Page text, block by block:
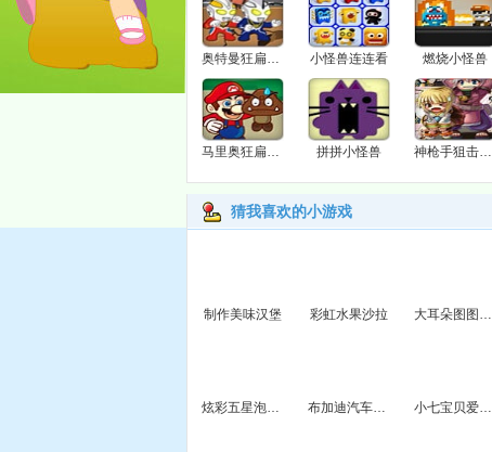
奥特曼狂扁小怪兽 小怪兽连连看 燃烧小怪兽
马里奥狂扁小怪兽 拼拼小怪兽 神枪手狙击小怪兽
猜我喜欢的小游戏
制作美味汉堡 彩虹水果沙拉 大耳朵图图历险记3
炫彩五星泡泡龙 布加迪汽车找轮胎 小七宝贝爱美甲